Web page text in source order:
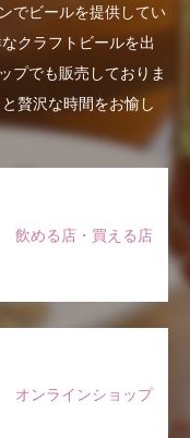
でビールを提供してい
クラフトビールを出
プでも販売しておりま
贅沢な時間をお愉し
飲める店・買える店
オンラインショップ